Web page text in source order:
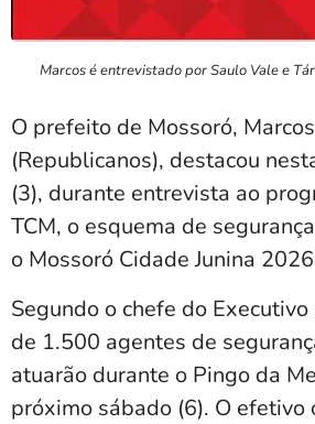
Marcos é entrevistado por Saulo Vale e
O prefeito de Mossoró,
(Republicanos), destacou
(3), durante entrevista ao
TCM, o esquema de
o Mossoró Cidade Junina
Segundo o chefe do
de 1.500 agentes de
atuarão durante o Pingo da
próximo sábado (6). O efetivo